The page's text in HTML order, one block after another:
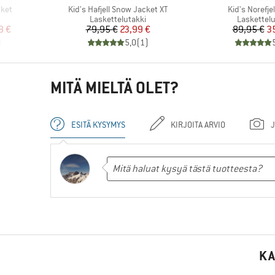
hinta
€
Tuote
Kid's Hafjell Snow Jacket XT
Tuoteryhmä
Laskettelutakki
Hinta
79,95 €Alennettu hinta
23,99 €
5,0(1)
Tuote
Kid's
89,95 €
MITÄ MIELTÄ OLET?
ESITÄ KYSYMYS KIRJOITA ARVIO